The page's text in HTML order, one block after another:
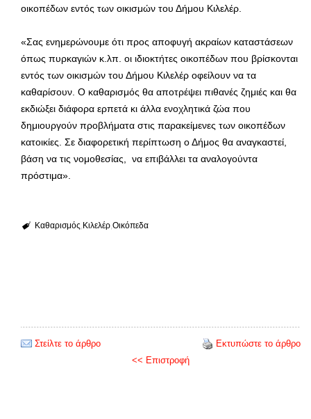
οικοπέδων εντός των οικισμών του Δήμου Κιλελέρ.
«Σας ενημερώνουμε ότι προς αποφυγή ακραίων καταστάσεων
όπως πυρκαγιών κ.λπ. οι ιδιοκτήτες οικοπέδων που βρίσκονται
εντός των οικισμών του Δήμου Κιλελέρ οφείλουν να τα
καθαρίσουν. Ο καθαρισμός θα αποτρέψει πιθανές ζημιές και θα
εκδιώξει διάφορα ερπετά κι άλλα ενοχλητικά ζώα που
δημιουργούν προβλήματα στις παρακείμενες των οικοπέδων
κατοικίες. Σε διαφορετική περίπτωση ο Δήμος θα αναγκαστεί,
βάση να τις νομοθεσίας, να επιβάλλει τα αναλογούντα
πρόστιμα».
Καθαρισμός Κιλελέρ Οικόπεδα
Στείλτε το άρθρο
Εκτυπώστε το άρθρο
<< Επιστροφή